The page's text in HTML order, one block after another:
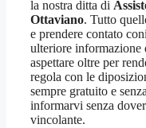
la nostra ditta di
Ottaviano. Tutto
e prendere contato
ulteriore informazione
aspettare oltre per
regola con le
sempre gratuito e
informarvi senza
vincolante.